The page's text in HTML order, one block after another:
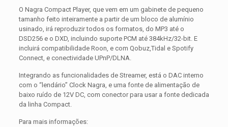
O Nagra Compact Player, que vem em um gabinete de pequeno
tamanho feito inteiramente a partir de um bloco de alumínio
usinado, irá reproduzir todos os formatos, do MP3 até o
DSD256 e o DXD, incluindo suporte PCM até 384kHz/32-bit. E
incluirá compatibilidade Roon, e com Qobuz,Tidal e Spotify
Connect, e conectividade UPnP/DLNA.
Integrando as funcionalidades de Streamer, está o DAC interno
com o “lendário” Clock Nagra, e uma fonte de alimentação de
baixo ruído de 12V DC, com conector para usar a fonte dedicada
da linha Compact.
Para mais informações: